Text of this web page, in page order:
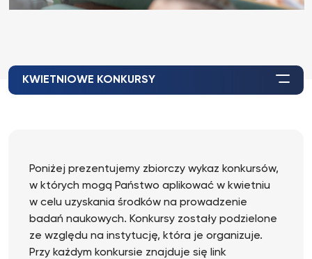
KWIETNIOWE KONKURSY
Poniżej prezentujemy zbiorczy wykaz konkursów,
w których mogą Państwo aplikować w kwietniu
w celu uzyskania środków na prowadzenie
badań naukowych. Konkursy zostały podzielone
ze względu na instytucję, która je organizuje.
Przy każdym konkursie znajduje się link